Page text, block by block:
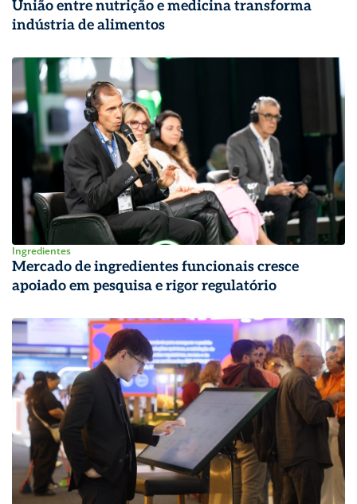
União entre nutrição e medicina transforma
indústria de alimentos
Ingredientes
Mercado de ingredientes funcionais cresce
apoiado em pesquisa e rigor regulatório